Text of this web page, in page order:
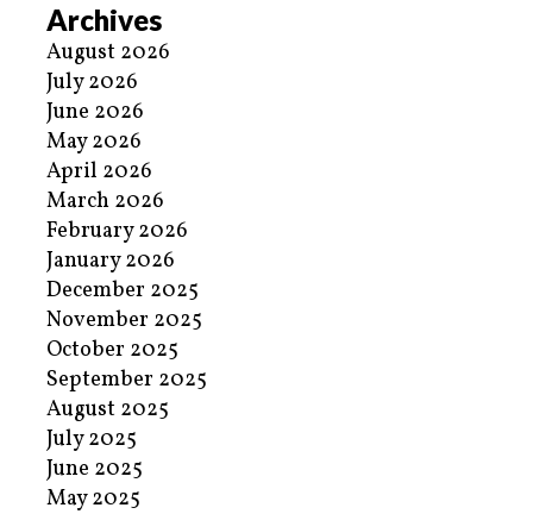
Archives
August 2026
July 2026
June 2026
May 2026
April 2026
March 2026
February 2026
January 2026
December 2025
November 2025
October 2025
September 2025
August 2025
July 2025
June 2025
May 2025